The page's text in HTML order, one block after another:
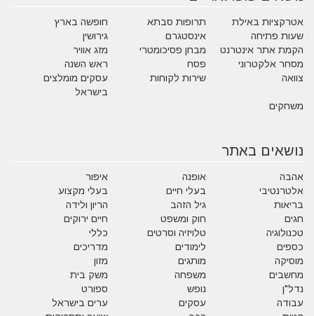
אטרקציות באילת תרופות סבתא
חופשה בארץ
שעות פתיחה
אינסטגרם
גירושין
הקמת אתר אינטרנט
מבחן פסיכומטרי
מזג אוויר
מסחר אלקטרוני
פסח
ראש השנה
צוואה
שירות לקוחות
עסקים מומלצים
בישראל
משחקים
נושאים באתר
אהבה אופנה
איפור
אלטרנטיבי
בעלי חיים
בעלי מקצוע
בריאות
גיל הזהב
הריון ולידה
חגים
חוק ומשפט
חיים ירוקים
טכנולוגיה
טלויזיה וסרטים
כללי
כספים
לימודים
מדריכים
מוסיקה
מותגים
מזון
מחשבים
משפחה
משק בית
נדל"ן
נופש
ספורט
עבודה
עסקים
ערים בישראל